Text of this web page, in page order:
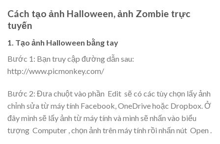
Cách tạo ảnh Halloween, ảnh Zombie trực
tuyến
1. Tạo ảnh Halloween bằng tay
Bước 1: Bạn truy cập đường dẫn sau:
http://www.picmonkey.com/
Bước 2: Đưa chuột vào phần Edit sẽ có các tùy chọn lấy ảnh
chỉnh sửa từ máy tính Facebook, OneDrive hoặc Dropbox. Ở
đây mình sẽ lấy ảnh từ máy tính và mình sẽ nhấn vào biểu
tượng Computer , chọn ảnh trên máy tính rồi nhấn nút Open .